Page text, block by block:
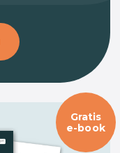
Gratis
e-book